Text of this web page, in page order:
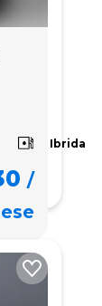
Ibrida
/